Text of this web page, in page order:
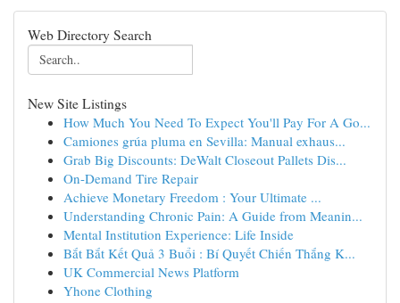
Web Directory Search
New Site Listings
How Much You Need To Expect You'll Pay For A Go...
Camiones grúa pluma en Sevilla: Manual exhaus...
Grab Big Discounts: DeWalt Closeout Pallets Dis...
On-Demand Tire Repair
Achieve Monetary Freedom : Your Ultimate ...
Understanding Chronic Pain: A Guide from Meanin...
Mental Institution Experience: Life Inside
Bắt Bắt Kết Quả 3 Buổi : Bí Quyết Chiến Thắng K...
UK Commercial News Platform
Yhone Clothing